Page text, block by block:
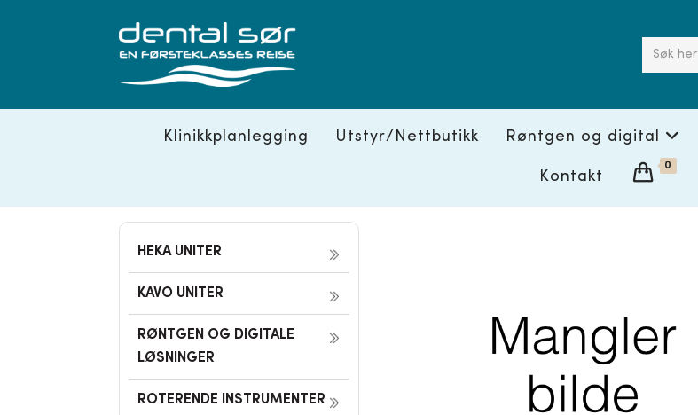
Søk her
Klinikkplanlegging Utstyr/Nettbutikk Røntgen og digital
Kontakt
0
HEKA UNITER
KAVO UNITER
RØNTGEN OG DIGITALE
LØSNINGER
ROTERENDE INSTRUMENTER